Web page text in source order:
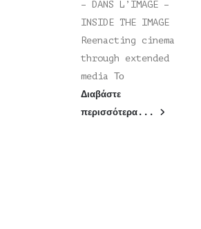
– DANS L’IMAGE –
INSIDE THE IMAGE
Reenacting cinema
through extended
media Το
Διαβάστε
περισσότερα...